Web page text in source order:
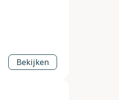
Bekijken